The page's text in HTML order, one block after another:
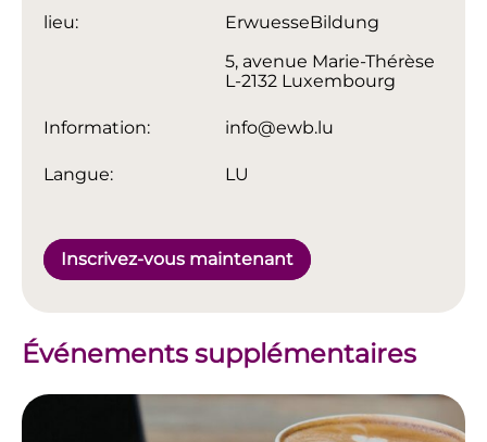
lieu:
ErwuesseBildung
5, avenue Marie-Thérèse
L-2132 Luxembourg
Information: info@ewb.lu
Langue: LU
Inscrivez-vous maintenant
Événements supplémentaires